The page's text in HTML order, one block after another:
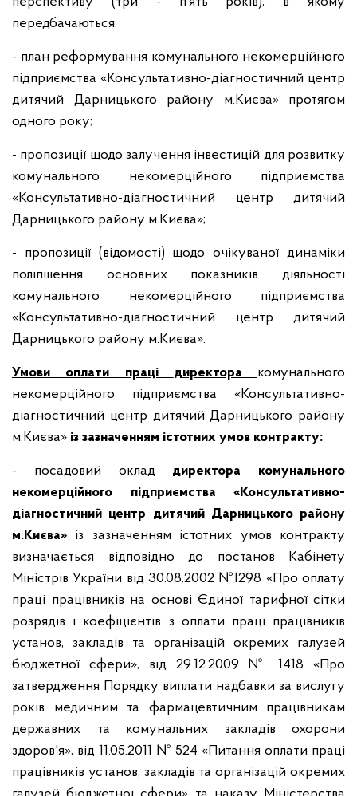
передбачаються:
- план реформування комунального некомерційного
підприємства «Консультативно-діагностичний центр
дитячий Дарницького району м.Києва» протягом
одного року;
- пропозиції щодо залучення інвестицій для розвитку
комунального некомерційного підприємства
«Консультативно-діагностичний центр дитячий
Дарницького району м.Києва»;
- пропозиції (відомості) щодо очікуваної динаміки
поліпшення основних показників діяльності
комунального некомерційного підприємства
«Консультативно-діагностичний центр дитячий
Дарницького району м.Києва».
Умови оплати праці директора комунального
некомерційного підприємства «Консультативно-
діагностичний центр дитячий Дарницького району
м.Києва» із зазначенням істотних умов контракту:
- посадовий оклад директора комунального
некомерційного підприємства «Консультативно-
діагностичний центр дитячий Дарницького району
м.Києва» із зазначенням істотних умов контракту
визначається відповідно до постанов Кабінету
Міністрів України від 30.08.2002 №1298 «Про оплату
праці працівників на основі Єдиної тарифної сітки
розрядів і коефіцієнтів з оплати праці працівників
установ, закладів та організацій окремих галузей
бюджетної сфери», від 29.12.2009 № 1418 «Про
затвердження Порядку виплати надбавки за вислугу
років медичним та фармацевтичним працівникам
державних та комунальних закладів охорони
здоров'я», від 11.05.2011 № 524 «Питання оплати праці
працівників установ, закладів та організацій окремих